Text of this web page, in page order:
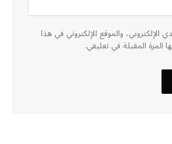
الإلكتروني، والموقع الإلكتروني في هذا
المرة المقبلة في تعليقي.